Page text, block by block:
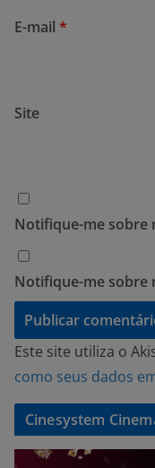
E-mail *
Site
Notifique-me sobre
Notifique-me sobre
Este site utiliza o
como seus dados
Cinesystem